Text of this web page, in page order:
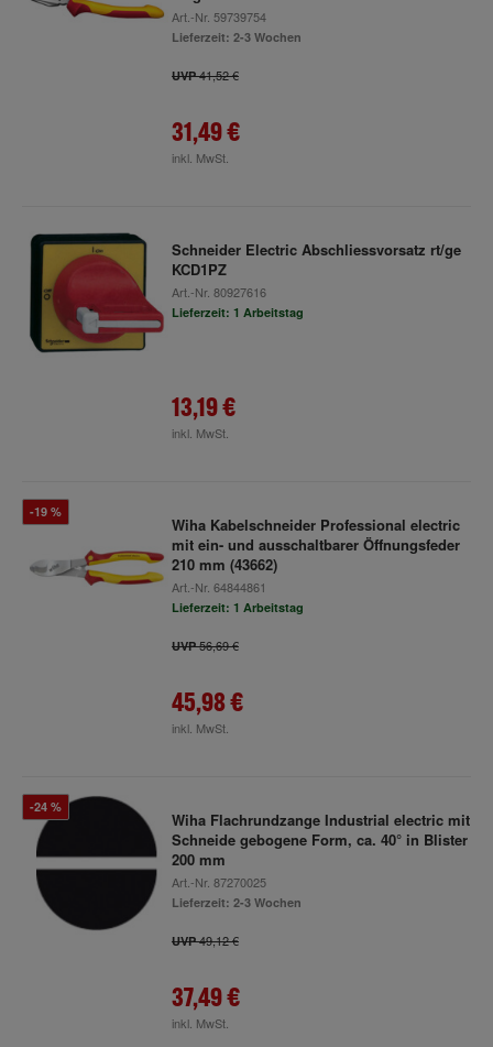
Art.-Nr. 59739754
Lieferzeit: 2-3 Wochen
UVP41,52 €
31,49 €
inkl. MwSt.
Schneider Electric Abschliessvorsatz rt/ge
KCD1PZ
Art.-Nr. 80927616
Lieferzeit: 1 Arbeitstag
13,19 €
inkl. MwSt.
-19 %
Wiha Kabelschneider Professional electric
mit ein- und ausschaltbarer Öffnungsfeder
210 mm (43662)
Art.-Nr. 64844861
Lieferzeit: 1 Arbeitstag
UVP56,69 €
45,98 €
inkl. MwSt.
-24 %
Wiha Flachrundzange Industrial electric mit
Schneide gebogene Form, ca. 40° in Blister
200 mm
Art.-Nr. 87270025
Lieferzeit: 2-3 Wochen
UVP49,12 €
37,49 €
inkl. MwSt.